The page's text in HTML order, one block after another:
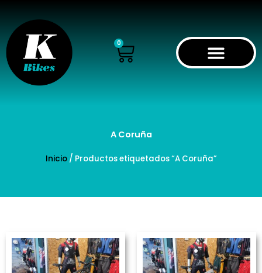
contenido
0
Cart
A Coruña
Inicio/ Productos etiquetados “A Coruña”